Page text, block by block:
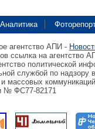
Аналитика
агентство АПИ -
ссылка на агентство
политической
службой по надзору
массовых
№ ФС77-82171